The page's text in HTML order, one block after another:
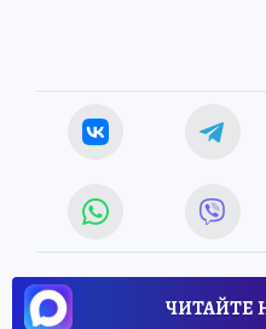
ЧИТАЙТЕ